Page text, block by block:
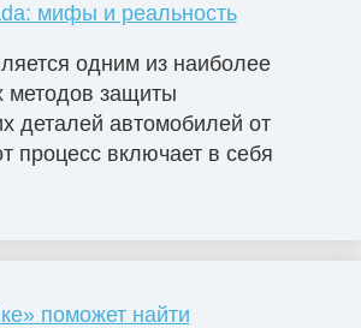
мифы и реальность
одним из наиболее
защиты
деталей автомобилей от
процесс включает в себя
поможет найти